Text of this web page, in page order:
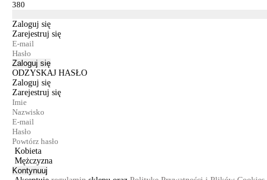
Zaloguj się
Zarejestruj się
Zaloguj się
ODZYSKAJ HASŁO
Zaloguj się
Zarejestruj się
Kobieta
Mężczyzna
Kontynuuj